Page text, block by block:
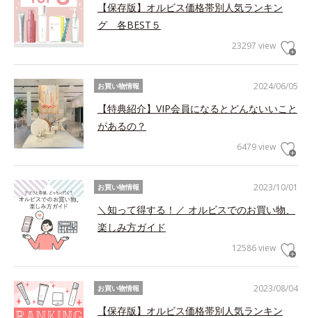
【保存版】オルビス価格帯別人気ランキン
グ 各BEST５
23297 view
2024/06/05
お買い物情報
【特典紹介】VIP会員になるとどんないいこと
があるの？
6479 view
2023/10/01
お買い物情報
＼知って得する！／ オルビスでのお買い物、
楽しみ方ガイド
12586 view
2023/08/04
お買い物情報
【保存版】オルビス価格帯別人気ランキン